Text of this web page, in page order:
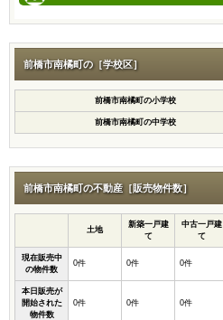
前橋市南橘町の［学校区］
前橋市南橘町の小学校
前橋市南橘町の中学校
前橋市南橘町の不動産［販売物件数］
土地
新築一戸建
て
中古一戸建
て
現在販売中
の物件数
0件 0件 0件
本日販売が
開始された
物件数
0件 0件 0件